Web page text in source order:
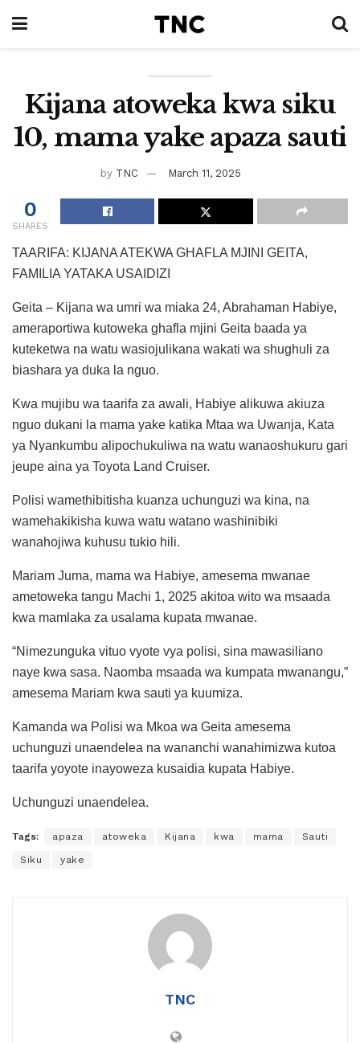
Kijana atoweka kwa siku
10, mama yake apaza sauti
by TNC March 11, 2025
0
SHARES
TAARIFA: KIJANA ATEKWA GHAFLA MJINI GEITA,
FAMILIA YATAKA USAIDIZI
Geita – Kijana wa umri wa miaka 24, Abrahaman Habiye,
ameraportiwa kutoweka ghafla mjini Geita baada ya
kuteketwa na watu wasiojulikana wakati wa shughuli za
biashara ya duka la nguo.
Kwa mujibu wa taarifa za awali, Habiye alikuwa akiuza
nguo dukani la mama yake katika Mtaa wa Uwanja, Kata
ya Nyankumbu alipochukuliwa na watu wanaoshukuru gari
jeupe aina ya Toyota Land Cruiser.
Polisi wamethibitisha kuanza uchunguzi wa kina, na
wamehakikisha kuwa watu watano washinibiki
wanahojiwa kuhusu tukio hili.
Mariam Juma, mama wa Habiye, amesema mwanae
ametoweka tangu Machi 1, 2025 akitoa wito wa msaada
kwa mamlaka za usalama kupata mwanae.
“Nimezunguka vituo vyote vya polisi, sina mawasiliano
naye kwa sasa. Naomba msaada wa kumpata mwanangu,”
amesema Mariam kwa sauti ya kuumiza.
Kamanda wa Polisi wa Mkoa wa Geita amesema
uchunguzi unaendelea na wananchi wanahimizwa kutoa
taarifa yoyote inayoweza kusaidia kupata Habiye.
Uchunguzi unaendelea.
Tags: apaza atoweka Kijana kwa mama Sauti
Siku yake
TNC